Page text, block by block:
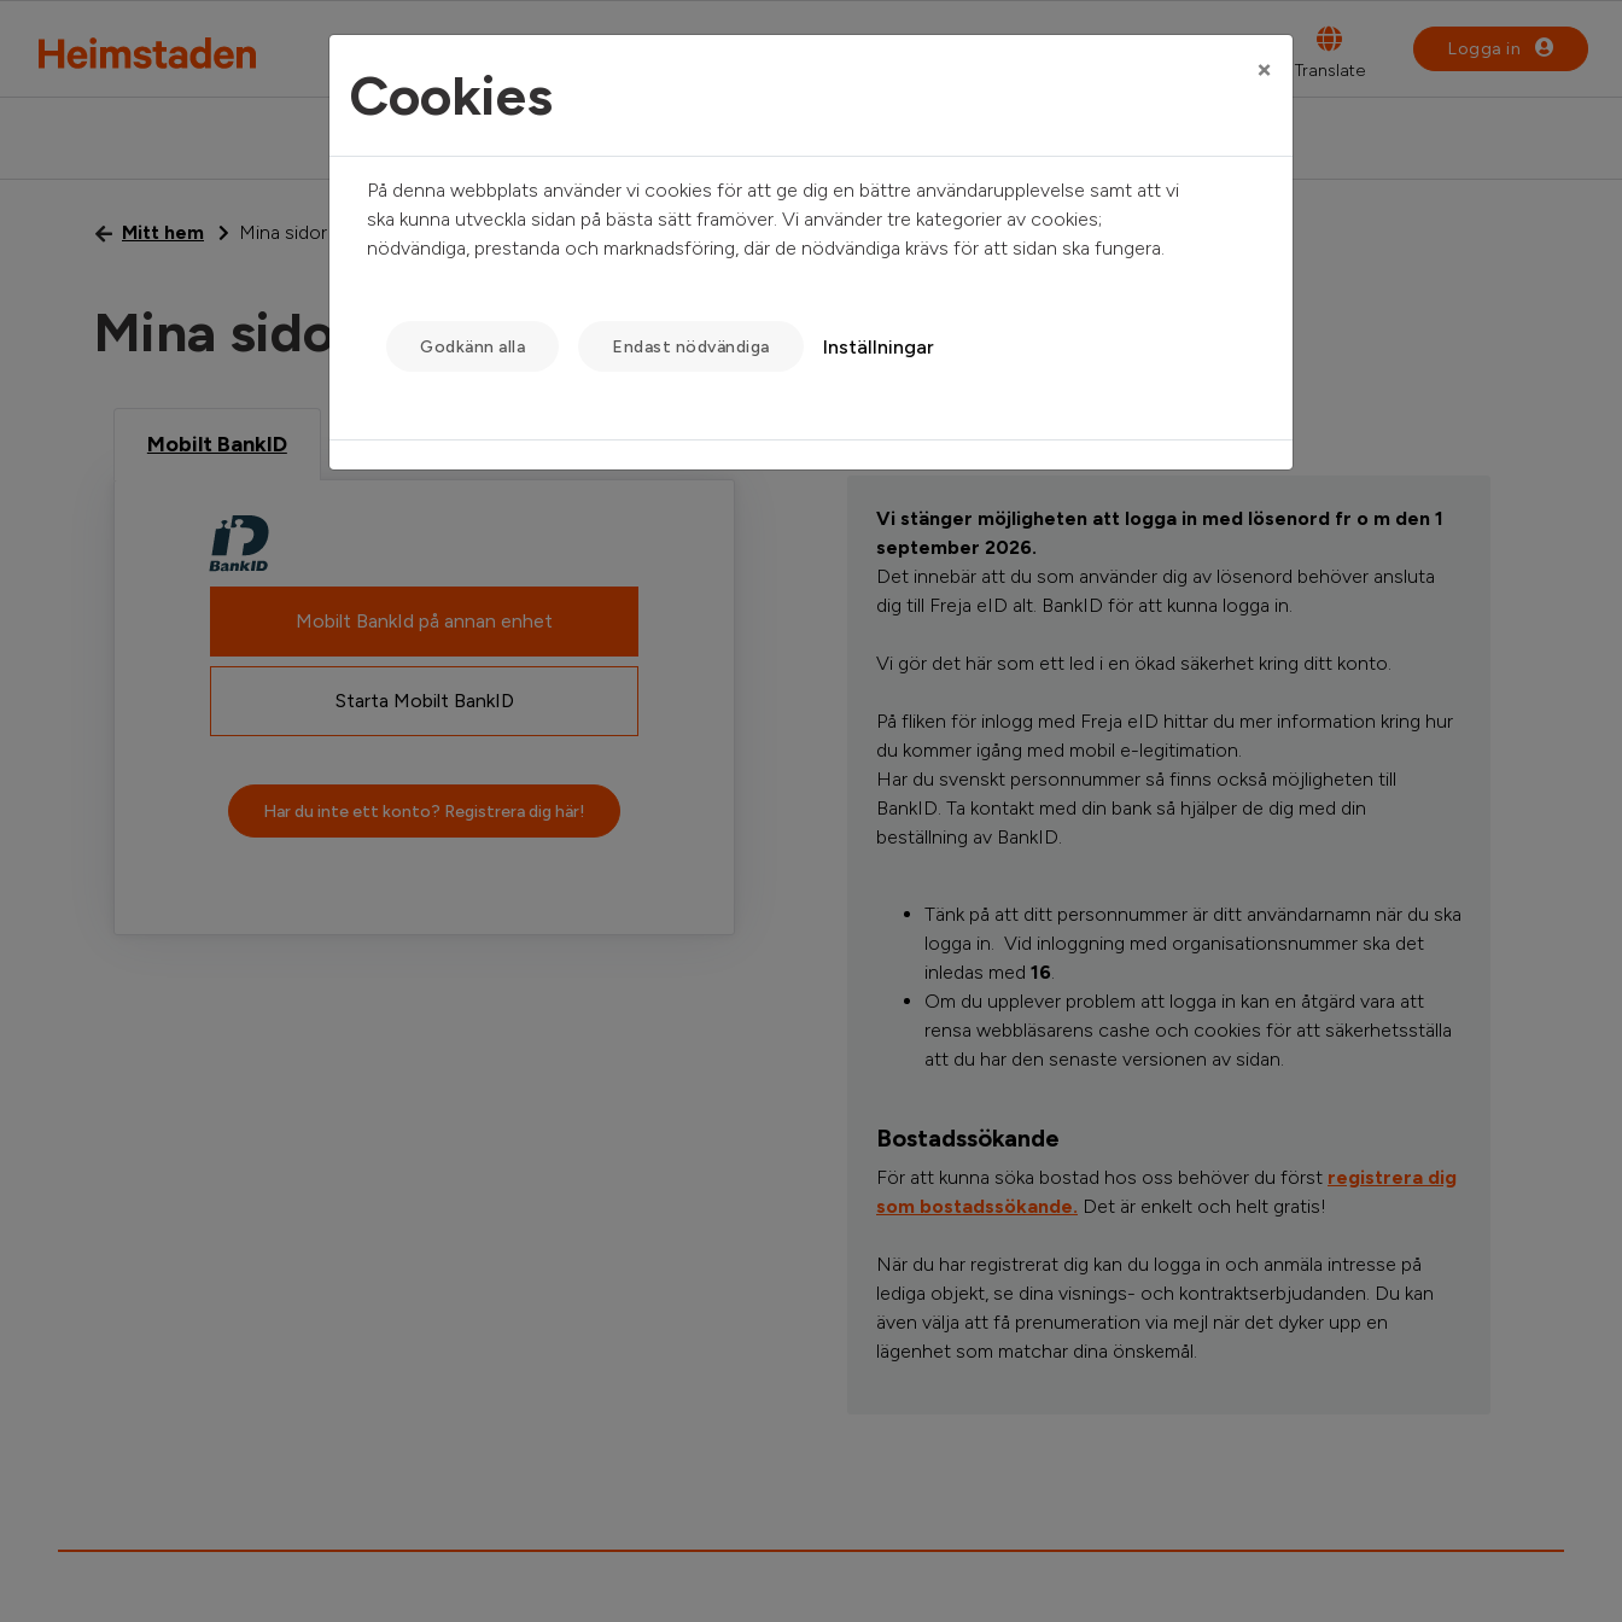
Logga in
Mitt hem Mina sidor
Mina sidor
Mobilt BankID Freja eID Lösenord
Starta Mobilt BankID
Mobilt BankId på annan enhet
Har du inte ett konto? Registrera dig här!
Information
Vi stänger möjligheten att logga in med lösenord fr o m den 1
september 2026.
Det innebär att du som använder dig av lösenord behöver ansluta
dig till Freja eID alt. BankID för att kunna logga in.
Vi gör det här som ett led i en ökad säkerhet kring ditt konto.
På fliken för inlogg med Freja eID hittar du mer information kring hur
du kommer igång med mobil e-legitimation.
Har du svenskt personnummer så finns också möjligheten till
BankID. Ta kontakt med din bank så hjälper de dig med din
beställning av BankID.
Tänk på att ditt personnummer är ditt användarnamn när du ska
logga in. Vid inloggning med organisationsnummer ska det
inledas med 16.
Om du upplever problem att logga in kan en åtgärd vara att
rensa webbläsarens cashe och cookies för att säkerhetsställa
att du har den senaste versionen av sidan.
Bostadssökande
För att kunna söka bostad hos oss behöver du först registrera dig
som bostadssökande. Det är enkelt och helt gratis!
När du har registrerat dig kan du logga in och anmäla intresse på
lediga objekt, se dina visnings- och kontraktserbjudanden. Du kan
även välja att få prenumeration via mejl när det dyker upp en
lägenhet som matchar dina önskemål.
Cookies ×
På denna webbplats använder vi cookies för att ge dig en bättre användarupplevelse samt att vi
ska kunna utveckla sidan på bästa sätt framöver. Vi använder tre kategorier av cookies;
nödvändiga, prestanda och marknadsföring, där de nödvändiga krävs för att sidan ska fungera.
Godkänn alla Endast nödvändiga Inställningar